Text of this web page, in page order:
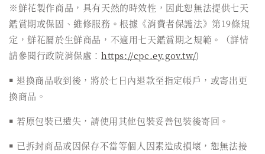
※鮮花製作商品，具有天然的時效性，因此恕無法提供七天
鑑賞期或保固、維修服務。根據《消費者保護法》第19條規
定，鮮花屬於生鮮商品，不適用七天鑑賞期之規範。（詳情
請參閱行政院消保處： https://cpc.ey.gov.tw/)
￭ 退換商品收到後，將於七日內退款至指定帳戶，或寄出更
換商品。
￭ 若原包裝已遺失，請使用其他包裝妥善包裝後寄回。
￭ 已拆封商品或因保存不當等個人因素造成損壞，恕無法接